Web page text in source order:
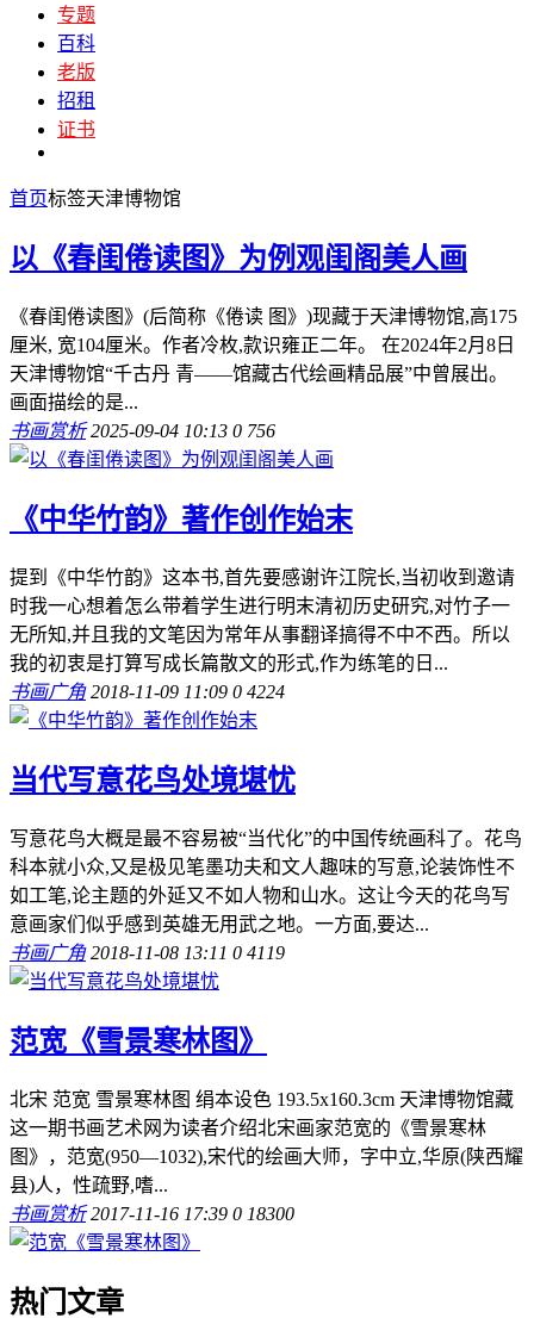
专题
百科
老版
招租
证书
首页标签天津博物馆
以《春闺倦读图》为例观闺阁美人画
《春闺倦读图》(后简称《倦读 图》)现藏于天津博物馆,高175
厘米, 宽104厘米。作者冷枚,款识雍正二年。 在2024年2月8日
天津博物馆“千古丹 青——馆藏古代绘画精品展”中曾展出。
画面描绘的是...
书画赏析 2025-09-04 10:13 0 756
《中华竹韵》著作创作始末
提到《中华竹韵》这本书,首先要感谢许江院长,当初收到邀请
时我一心想着怎么带着学生进行明末清初历史研究,对竹子一
无所知,并且我的文笔因为常年从事翻译搞得不中不西。所以
我的初衷是打算写成长篇散文的形式,作为练笔的日...
书画广角 2018-11-09 11:09 0 4224
当代写意花鸟处境堪忧
写意花鸟大概是最不容易被“当代化”的中国传统画科了。花鸟
科本就小众,又是极见笔墨功夫和文人趣味的写意,论装饰性不
如工笔,论主题的外延又不如人物和山水。这让今天的花鸟写
意画家们似乎感到英雄无用武之地。一方面,要达...
书画广角 2018-11-08 13:11 0 4119
范宽《雪景寒林图》
北宋 范宽 雪景寒林图 绢本设色 193.5x160.3cm 天津博物馆藏
这一期书画艺术网为读者介绍北宋画家范宽的《雪景寒林
图》，范宽(950—1032),宋代的绘画大师，字中立,华原(陕西耀
县)人，性疏野,嗜...
书画赏析 2017-11-16 17:39 0 18300
热门文章